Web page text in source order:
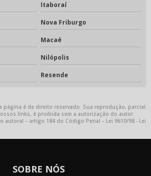
Itaboraí
Nova Friburgo
Macaé
Nilópolis
Resende
é de direito reservado. Sua reprodução, parcial
links, é proibida sem a autorização do autor.
autoral – artigo 184 do Código Penal – Lei 9610/98 - Lei
SOBRE NÓS